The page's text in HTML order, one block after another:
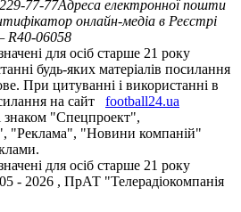
77-77Адреса електронної пошти
онлайн-медіа в Реєстрі
R40-06058
для осіб старше 21 року
будь-яких матеріалів посилання
При цитуванні і використанні в
на сайт
football24.ua
знаком "Спецпроект",
"Реклама", "Новини компаній"
для осіб старше 21 року
- 2026 , ПрАТ "Телерадіокомпанія